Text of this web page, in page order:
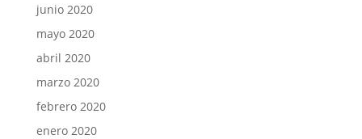
junio 2020
mayo 2020
abril 2020
marzo 2020
febrero 2020
enero 2020